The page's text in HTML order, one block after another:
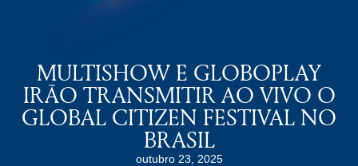
MULTISHOW E GLOBOPLAY
IRÃO TRANSMITIR AO VIVO O
GLOBAL CITIZEN FESTIVAL NO
BRASIL
outubro 23, 2025